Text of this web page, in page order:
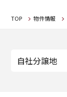
TOP 物件情報